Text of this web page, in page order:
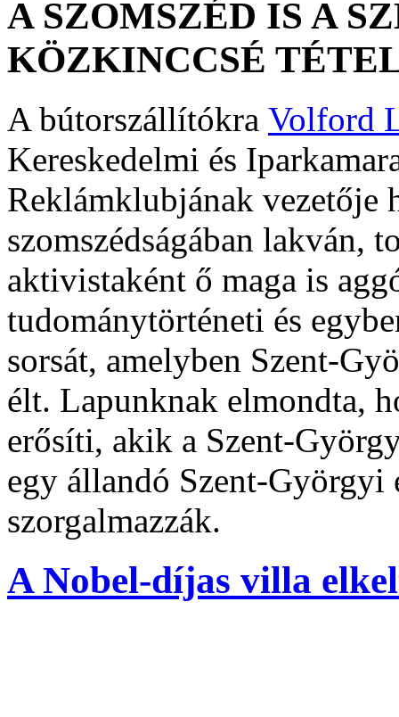
A SZOMSZÉD IS A
KÖZKINCCSÉ
A bútorszállítókra Volford
Kereskedelmi és
Reklámklubjának
szomszédságában lakván,
aktivistaként ő maga is
tudománytörténeti és
sorsát, amelyben Szent-
élt. Lapunknak elmondta,
erősíti, akik a Szent-
egy állandó Szent-
szorgalmazzák.
A Nobel-díjas villa